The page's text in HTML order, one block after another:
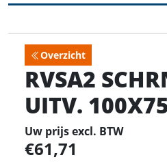
Overzicht
RVSA2
UITV.
Uw prijs excl. BTW
61,71